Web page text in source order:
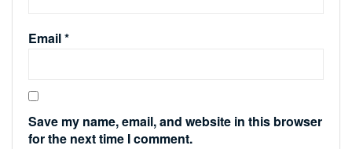
Email*
Save my name, email, and website in this browser
for the next time I comment.